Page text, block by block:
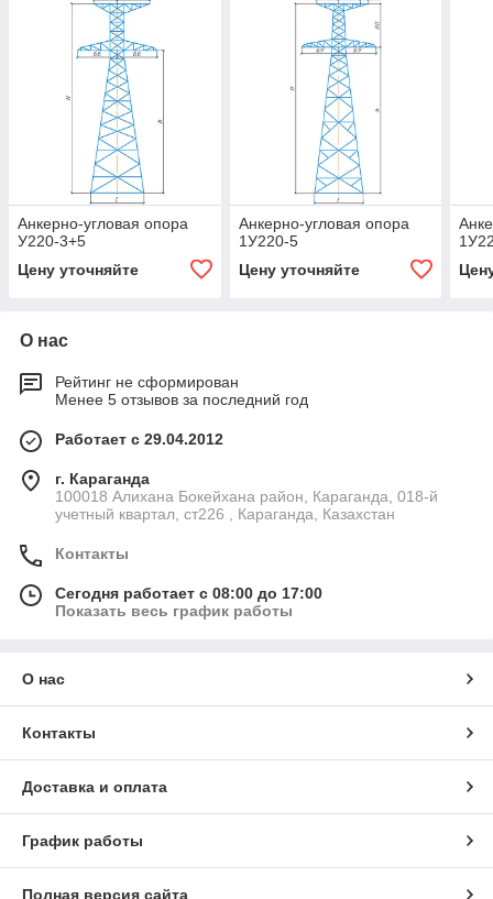
Анкерно-угловая опора
У220-3+5
Цену уточняйте
Анкерно-угловая опора
1У220-5
Цену уточняйте
О нас
Рейтинг не сформирован
Менее 5 отзывов за последний год
Работает с 29.04.2012
г. Караганда
100018 Алихана Бокейхана район, Караганда, 018-й
учетный квартал, ст226 , Караганда, Казахстан
Контакты
Сегодня работает с 08:00 до 17:00
Показать весь график работы
О нас
Контакты
Доставка и оплата
График работы
Полная версия сайта